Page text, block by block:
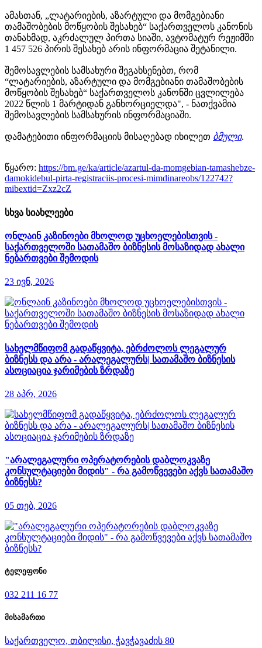
ამასთან, „ლატარიების, აზარტული და მომგებიანი
თამაშობების მოწყობის შესახებ“ საქართველოს კანონის
თანახმად, აკრძალულ პირთა სიაში, ავტომატურ რეჟიმში
1 457 526 პირის შესახებ არის ინფორმაცია შეტანილი.
შემოსავლების სამსახური შეგახსენებთ, რომ
“ლატარიების, აზარტული და მომგებიანი თამაშობების
მოწყობის შესახებ“ საქართველოს კანონში ცვლილება
2022 წლის 1 მარტიდან განხორციელდა", - ნათქვამია
შემოსავლების სამსახურის ინფორმაციაში.
დამატებითი ინფორმაციის მისაღებად იხილეთ ბმული.
წყარო: https://bm.ge/ka/article/azartul-da-momgebian-tamashebze-
damokidebul-pirta-registraciis-procesi-mimdinareobs/122742?
mibextid=Zxz2cZ
სხვა სიახლეები
ონლაინ კაზინოები მხოლოდ უცხოელებისთვის -
საქართველოში სათამაშო ბიზნესის მოსაზიდად ახალი
ნებართვები შემოდის
23 ივნ, 2026
სახელმწიფომ გადაწყვიტა, ებრძოლოს ლეგალურ
ბიზნესს და არა - არალეგალურს| სათამაშო ბიზნესის
ასოციაცია ჯარიმების ზრდაზე
28 აპრ, 2026
"არალეგალური ოპერატორების დაბლოკვაზე
კონსულტაციები მიდის" - რა გამოწვევები აქვს სათამაშო
ბიზნესს?
05 თებ, 2026
ტელეფონი
032 211 16 77
მისამართი
საქართველო, თბილისი, ჭავჭავაძის 80